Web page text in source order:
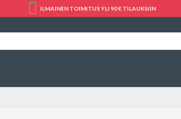
ILMAINEN TOIMITUS YLI 90 € TILAUKSIIN